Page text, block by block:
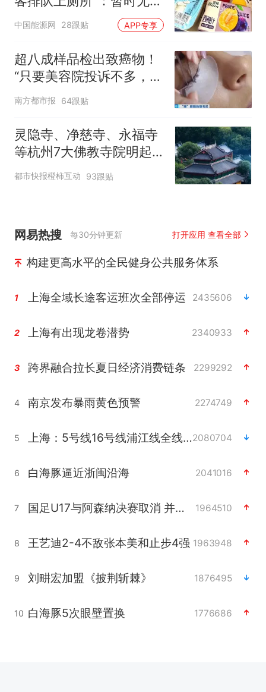
核查是否发放西梅汁
中国能源网 28跟贴 APP专享
超八成样品检出致癌物！
“只要美容院投诉不多，店
家就不会更换产品”
南方都市报 64跟贴
灵隐寺、净慈寺、永福寺
等杭州7大佛教寺院明起
临时关闭，别跑空了
都市快报橙柿互动 93跟贴
网易热搜 每30分钟更新 打开应用 查看全部
构建更高水平的全民健身公共服务体系
1 上海全域长途客运班次全部停运 2435606
2 上海有出现龙卷潜势 2340933
3 跨界融合拉长夏日经济消费链条 2299292
4 南京发布暴雨黄色预警 2274749
5 上海：5号线16号线浦江线全线停运2080704
6 白海豚逼近浙闽沿海 2041016
7 国足U17与阿森纳决赛取消 并列冠军 1964510
8 王艺迪2-4不敌张本美和止步4强 1963948
9 刘畊宏加盟《披荆斩棘》 1876495
10 白海豚5次眼壁置换 1776686